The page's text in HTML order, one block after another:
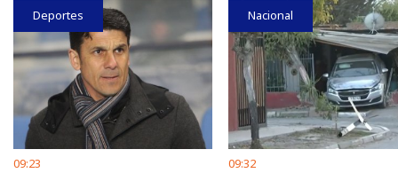
Deportes
09:23
Nacional
09:32